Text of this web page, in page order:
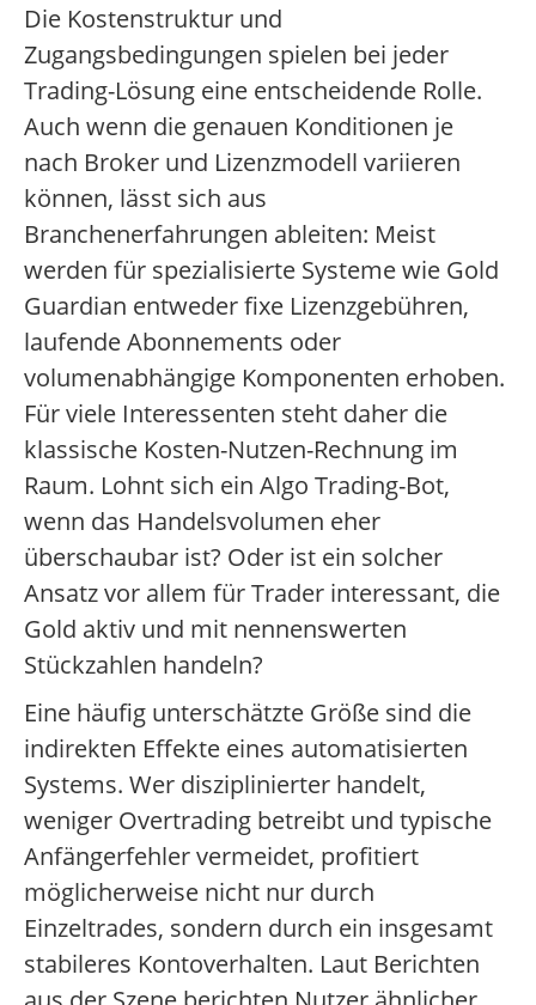
Die Kostenstruktur und
Zugangsbedingungen spielen bei jeder
Trading-Lösung eine entscheidende Rolle.
Auch wenn die genauen Konditionen je
nach Broker und Lizenzmodell variieren
können, lässt sich aus
Branchenerfahrungen ableiten: Meist
werden für spezialisierte Systeme wie Gold
Guardian entweder fixe Lizenzgebühren,
laufende Abonnements oder
volumenabhängige Komponenten erhoben.
Für viele Interessenten steht daher die
klassische Kosten-Nutzen-Rechnung im
Raum. Lohnt sich ein Algo Trading-Bot,
wenn das Handelsvolumen eher
überschaubar ist? Oder ist ein solcher
Ansatz vor allem für Trader interessant, die
Gold aktiv und mit nennenswerten
Stückzahlen handeln?
Eine häufig unterschätzte Größe sind die
indirekten Effekte eines automatisierten
Systems. Wer disziplinierter handelt,
weniger Overtrading betreibt und typische
Anfängerfehler vermeidet, profitiert
möglicherweise nicht nur durch
Einzeltrades, sondern durch ein insgesamt
stabileres Kontoverhalten. Laut Berichten